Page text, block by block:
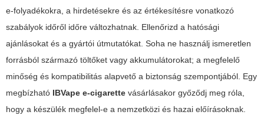
e-folyadékokra, a hirdetésekre és az értékesítésre vonatkozó
szabályok időről időre változhatnak. Ellenőrizd a hatósági
ajánlásokat és a gyártói útmutatókat. Soha ne használj ismeretlen
forrásból származó töltőket vagy akkumulátorokat; a megfelelő
minőség és kompatibilitás alapvető a biztonság szempontjából. Egy
megbízható IBVape e-cigarette vásárlásakor győződj meg róla,
hogy a készülék megfelel-e a nemzetközi és hazai előírásoknak.